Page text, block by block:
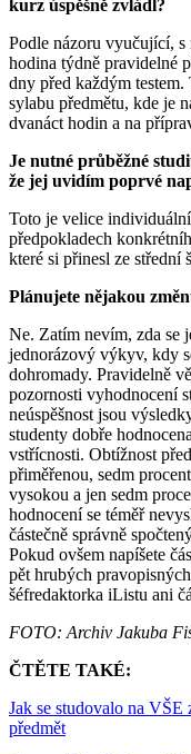
kurz úspěšně zvládl?
Podle názoru vyučující, s
hodina týdně pravidelné
dny před každým
sylabu předmětu, kde je
dvanáct hodin a na
Je nutné průběžné
že jej uvidím poprvé
Toto je velice
předpokladech
které si přinesl ze střední
Plánujete nějakou
Ne. Zatím nevím, zda se
jednorázový výkyv, kdy
dohromady. Pravidelně
pozornosti vyhodnocení
neúspěšnost jsou
studenty dobře
vstřícnosti. Obtížnost
přiměřenou, sedm
vysokou a jen sedm
hodnocení se téměř
částečně správně
Pokud ovšem napíšete
pět hrubých
šéfredaktorka iListu ani
FOTO: Archiv Jakuba
ČTĚTE TAKÉ:
Jak se studovalo na VŠE
předmět